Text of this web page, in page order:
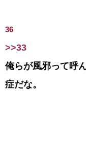
36
>>33
俺らが風邪って呼
症だな。